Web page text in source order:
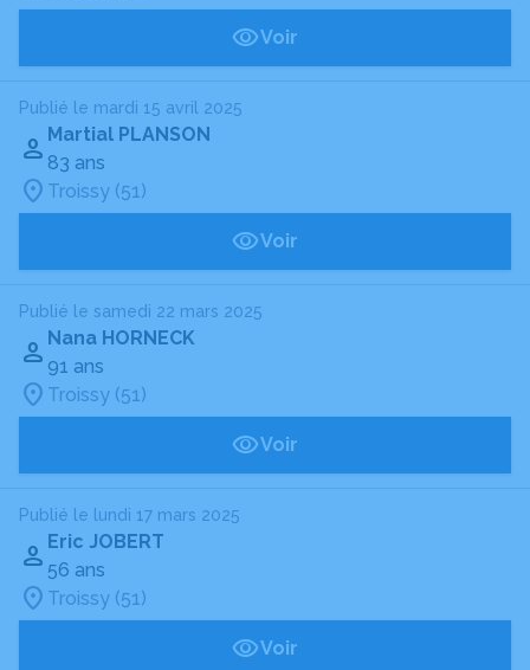
Voir
Publié le mardi 15 avril 2025
Martial PLANSON
83 ans
Troissy (51)
Voir
Publié le samedi 22 mars 2025
Nana HORNECK
91 ans
Troissy (51)
Voir
Publié le lundi 17 mars 2025
Eric JOBERT
56 ans
Troissy (51)
Voir